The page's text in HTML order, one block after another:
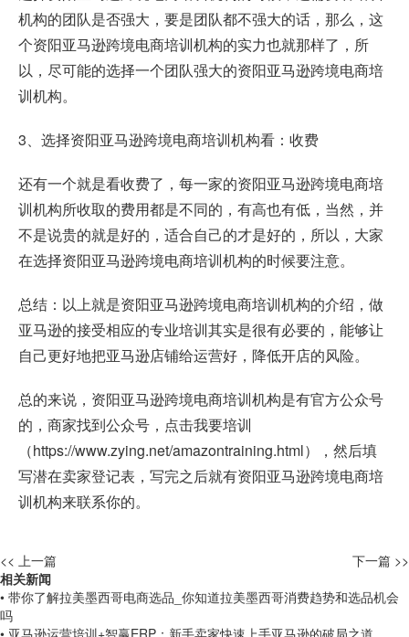
机构的团队是否强大，要是团队都不强大的话，那么，这
个资阳亚马逊跨境电商培训机构的实力也就那样了，所
以，尽可能的选择一个团队强大的资阳亚马逊跨境电商培
训机构。
3、选择资阳亚马逊跨境电商培训机构看：收费
还有一个就是看收费了，每一家的资阳亚马逊跨境电商培
训机构所收取的费用都是不同的，有高也有低，当然，并
不是说贵的就是好的，适合自己的才是好的，所以，大家
在选择资阳亚马逊跨境电商培训机构的时候要注意。
总结：以上就是资阳亚马逊跨境电商培训机构的介绍，做
亚马逊的接受相应的专业培训其实是很有必要的，能够让
自己更好地把亚马逊店铺给运营好，降低开店的风险。
总的来说，资阳亚马逊跨境电商培训机构是有官方公众号
的，商家找到公众号，点击我要培训
（https://www.zying.net/amazontraining.html），然后填
写潜在卖家登记表，写完之后就有资阳亚马逊跨境电商培
训机构来联系你的。
<< 上一篇
下一篇 >>
相关新闻
• 带你了解拉美墨西哥电商选品_你知道拉美墨西哥消费趋势和选品机会
吗